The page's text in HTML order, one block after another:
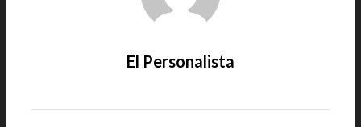
El Personalista